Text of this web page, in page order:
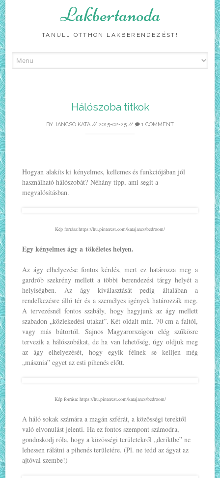
Lakbertanoda
TANULJ OTTHON LAKBERENDEZÉST!
to
Hálószoba titkok
BY JANCSO KATA // 2015-02-25 // 1 COMMENT
Hogyan alakíts ki kényelmes, kellemes és funkciójában jól
használható hálószobát? Néhány tipp, ami segít a
megvalósításban.
Kép forrása:https://hu.pinterest.com/katajancs/bedroom/
Egy kényelmes ágy a tökéletes helyen.
Az ágy elhelyezése fontos kérdés, mert ez határozza meg a
gardrób szekrény mellett a többi berendezési tárgy helyét a
helyiségben. Az ágy kiválasztását pedig általában a
rendelkezésre álló tér és a személyes igények határozzák meg.
A tervezésnél fontos szabály, hogy hagyjunk az ágy mellett
szabadon „közlekedési utakat”. Két oldalt min. 70 cm a faltól,
vagy más bútortól. Sajnos Magyarországon elég szűkösre
tervezik a hálószobákat, de ha van lehetőség, úgy oldjuk meg
az ágy elhelyezését, hogy egyik félnek se kelljen még
„másznia” egyet az esti pihenés előtt.
Kép forrása: https://hu.pinterest.com/katajancs/bedroom/
A háló sokak számára a magán szférát, a közösségi terektől
való elvonulást jelenti. Ha ez fontos szempont számodra,
gondoskodj róla, hogy a közösségi területekről „deriktbe” ne
lehessen rálátni a pihenés területére. (Pl. ne tedd az ágyat az
ajtóval szembe!)